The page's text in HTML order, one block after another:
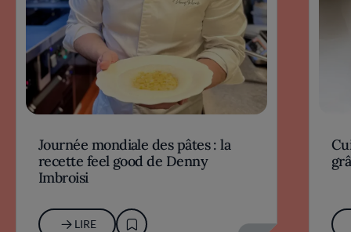
Journée mondiale des pâtes : la
recette feel good de Denny
Imbroisi
LIRE